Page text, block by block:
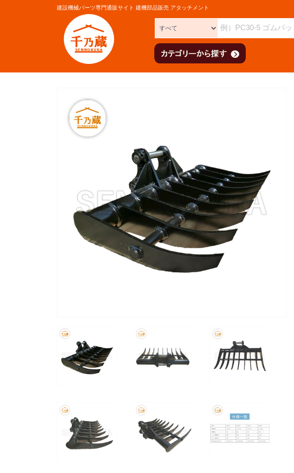
建設機械パーツ専門通販サイト 建機部品販売 アタッチメント